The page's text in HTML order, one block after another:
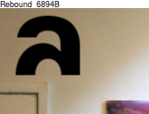
Rebound_6894B